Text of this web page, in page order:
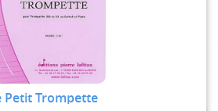
Petit Trompette